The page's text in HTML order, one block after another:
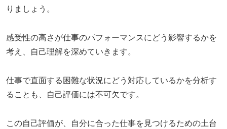
りましょう。
感受性の高さが仕事のパフォーマンスにどう影響するかを
考え、自己理解を深めていきます。
仕事で直面する困難な状況にどう対応しているかを分析す
ることも、自己評価には不可欠です。
この自己評価が、自分に合った仕事を見つけるための土台